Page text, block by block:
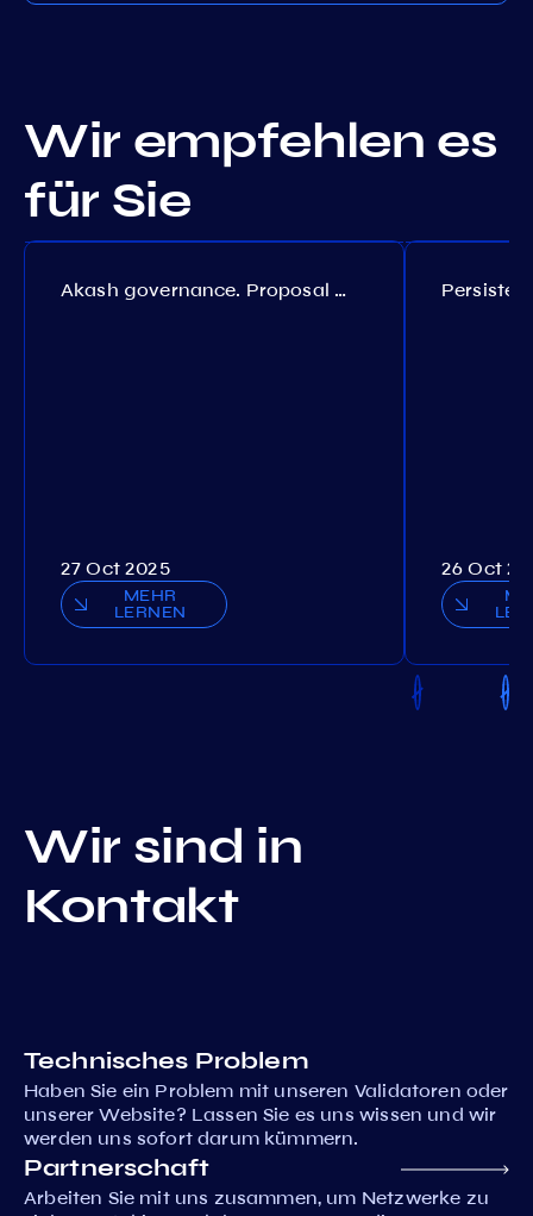
Wir empfehlen es
für Sie
Akash governance. Proposal №308
27 Oct 2025
MEHR
LERNEN
26 Oct
Wir sind in
Kontakt
Technisches Problem
Haben Sie ein Problem mit unseren Validatoren oder
unserer Website? Lassen Sie es uns wissen und wir
werden uns sofort darum kümmern.
Partnerschaft
Arbeiten Sie mit uns zusammen, um Netzwerke zu